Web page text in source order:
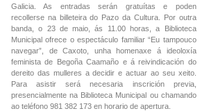
Galicia. As entradas serán gratuítas e poden
recollerse na billeteira do Pazo da Cultura. Por outra
banda, o 23 de maio, ás 11.00 horas, a Biblioteca
Municipal ofrece o espectáculo familiar “Eu tampouco
navegar”, de Caxoto, unha homenaxe á ideoloxía
feminista de Begoña Caamaño e á reivindicación do
dereito das mulleres a decidir e actuar ao seu xeito.
Para asistir será necesaria inscrición previa,
presencialmente na Biblioteca Municipal ou chamando
ao teléfono 981 382 173 en horario de apertura.